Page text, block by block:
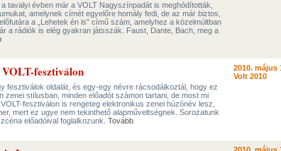
tavalyi évben már a VOLT Nagyszínpadát is meghódították,
amelynek címét egyelőre homály fedi, de az már biztos,
a „Lehetek én is” című szám, amelyhez a közelmúltban
a rádiók is elég gyakran játsszák. Faust, Dante, Bach, meg a
fesztiválon
fesztiválok oldalát, és egy-egy névre rácsodálkoztál, hogy ez
zenei stílusban, minden előadót számon tartani, de most mi
fesztiválon is rengeteg elektronikus zenei húzónév lesz,
mert ez ugye nem tekinthető alapműveltségnek. Sorozatunk
előadóival foglalkozunk. Tovább
2010. május
Volt 2010